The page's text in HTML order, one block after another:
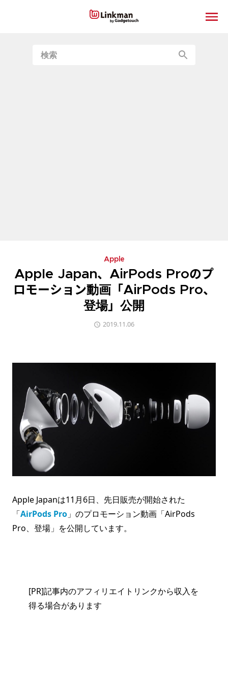
Apple
Apple Japan、AirPods Proのプ
ロモーション動画「AirPods Pro、
登場」公開
2019.11.06
Apple Japanは11月6日、先日販売が開始された
「AirPods Pro 」のプロモーション動画「AirPods
Pro、登場」を公開しています。
[PR]記事内のアフィリエイトリンクから収入を
得る場合があります